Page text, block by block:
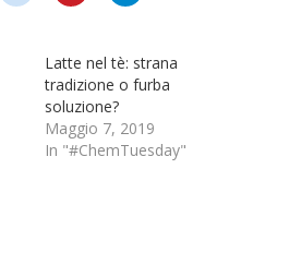
Latte nel tè: strana
tradizione o furba
soluzione?
Maggio 7, 2019
In "#ChemTuesday"